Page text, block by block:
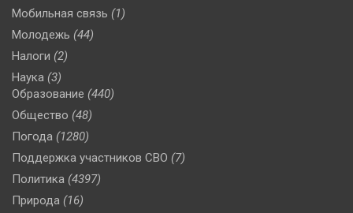
Мобильная связь (1)
Молодежь (44)
Налоги (2)
Наука (3)
Образование (440)
Общество (48)
Погода (1280)
Поддержка участников СВО (7)
Политика (4397)
Природа (16)